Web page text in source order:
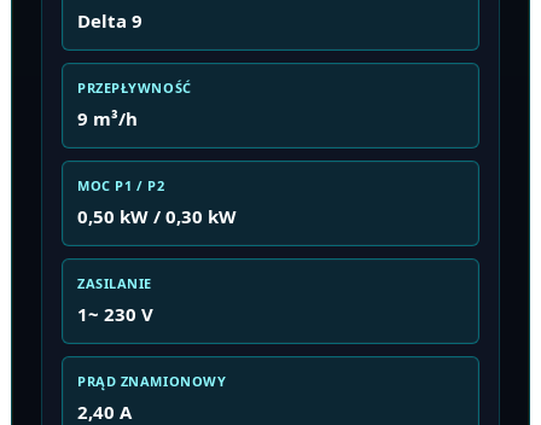
Delta 9
PRZEPŁYWNOŚĆ
9 m³/h
MOC P1 / P2
0,50 kW / 0,30 kW
ZASILANIE
1~ 230 V
PRĄD ZNAMIONOWY
2,40 A